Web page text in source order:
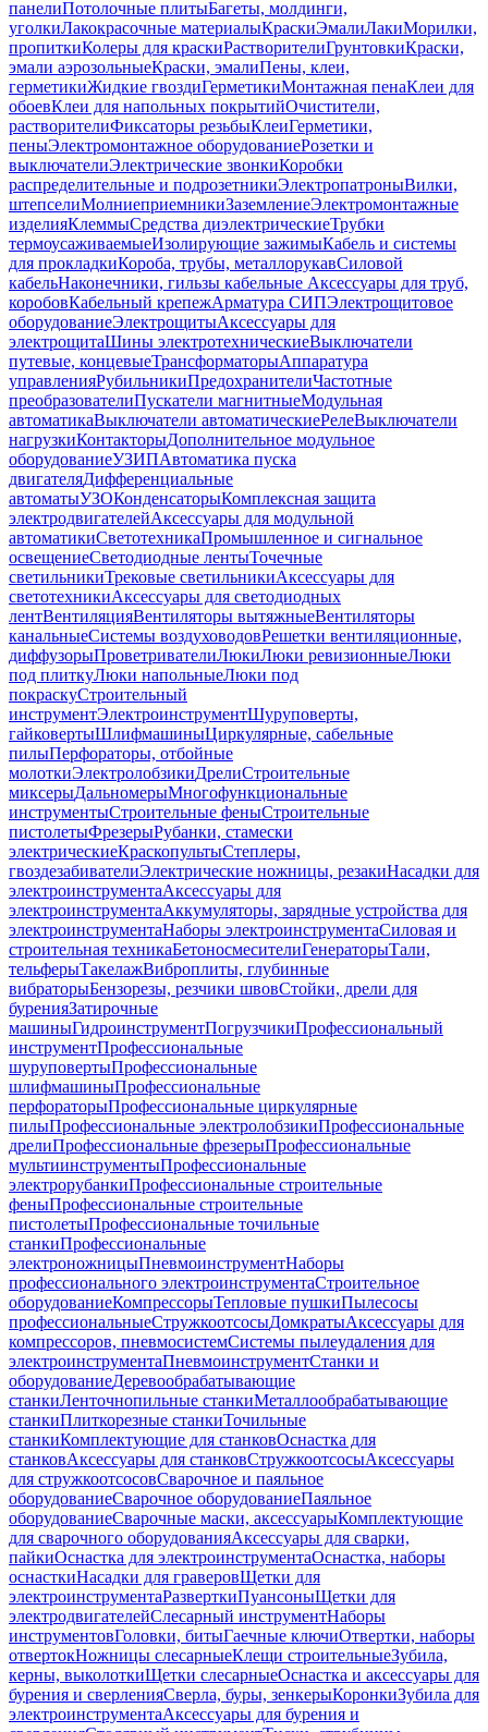
панелиПотолочные плитыБагеты, молдинги,
уголкиЛакокрасочные материалыКраскиЭмалиЛакиМорилки,
пропиткиКолеры для краскиРастворителиГрунтовкиКраски,
эмали аэрозольныеКраски, эмалиПены, клеи,
герметикиЖидкие гвоздиГерметикиМонтажная пенаКлеи для
обоевКлеи для напольных покрытийОчистители,
растворителиФиксаторы резьбыКлеиГерметики,
пеныЭлектромонтажное оборудованиеРозетки и
выключателиЭлектрические звонкиКоробки
распределительные и подрозетникиЭлектропатроныВилки,
штепселиМолниеприемникиЗаземлениеЭлектромонтажные
изделияКлеммыСредства диэлектрическиеТрубки
термоусаживаемыеИзолирующие зажимыКабель и системы
для прокладкиКороба, трубы, металлорукавСиловой
кабельНаконечники, гильзы кабельные Аксессуары для труб,
коробовКабельный крепежАрматура СИПЭлектрощитовое
оборудованиеЭлектрощитыАксессуары для
электрощитаШины электротехническиеВыключатели
путевые, концевыеТрансформаторыАппаратура
управленияРубильникиПредохранителиЧастотные
преобразователиПускатели магнитныеМодульная
автоматикаВыключатели автоматическиеРелеВыключатели
нагрузкиКонтакторыДополнительное модульное
оборудованиеУЗИПАвтоматика пуска
двигателяДифференциальные
автоматыУЗОКонденсаторыКомплексная защита
электродвигателейАксессуары для модульной
автоматикиСветотехникаПромышленное и сигнальное
освещениеСветодиодные лентыТочечные
светильникиТрековые светильникиАксессуары для
светотехникиАксессуары для светодиодных
лентВентиляцияВентиляторы вытяжныеВентиляторы
канальныеСистемы воздуховодовРешетки вентиляционные,
диффузорыПроветривателиЛюкиЛюки ревизионныеЛюки
под плиткуЛюки напольныеЛюки под
покраскуСтроительный
инструментЭлектроинструментШуруповерты,
гайковертыШлифмашиныЦиркулярные, сабельные
пилыПерфораторы, отбойные
молоткиЭлектролобзикиДрелиСтроительные
миксерыДальномерыМногофункциональные
инструментыСтроительные феныСтроительные
пистолетыФрезерыРубанки, стамески
электрическиеКраскопультыСтеплеры,
гвоздезабивателиЭлектрические ножницы, резакиНасадки для
электроинструментаАксессуары для
электроинструментаАккумуляторы, зарядные устройства для
электроинструментаНаборы электроинструментаСиловая и
строительная техникаБетоносмесителиГенераторыТали,
тельферыТакелажВиброплиты, глубинные
вибраторыБензорезы, резчики швовСтойки, дрели для
буренияЗатирочные
машиныГидроинструментПогрузчикиПрофессиональный
инструментПрофессиональные
шуруповертыПрофессиональные
шлифмашиныПрофессиональные
перфораторыПрофессиональные циркулярные
пилыПрофессиональные электролобзикиПрофессиональные
дрелиПрофессиональные фрезерыПрофессиональные
мультиинструментыПрофессиональные
электрорубанкиПрофессиональные строительные
феныПрофессиональные строительные
пистолетыПрофессиональные точильные
станкиПрофессиональные
электроножницыПневмоинструментНаборы
профессионального электроинструментаСтроительное
оборудованиеКомпрессорыТепловые пушкиПылесосы
профессиональныеСтружкоотсосыДомкратыАксессуары для
компрессоров, пневмосистемСистемы пылеудаления для
электроинструментаПневмоинструментСтанки и
оборудованиеДеревообрабатывающие
станкиЛенточнопильные станкиМеталлообрабатывающие
станкиПлиткорезные станкиТочильные
станкиКомплектующие для станковОснастка для
станковАксессуары для станковСтружкоотсосыАксессуары
для стружкоотсосовСварочное и паяльное
оборудованиеСварочное оборудованиеПаяльное
оборудованиеСварочные маски, аксессуарыКомплектующие
для сварочного оборудованияАксессуары для сварки,
пайкиОснастка для электроинструментаОснастка, наборы
оснасткиНасадки для граверовЩетки для
электроинструментаРазверткиПуансоныЩетки для
электродвигателейСлесарный инструментНаборы
инструментовГоловки, битыГаечные ключиОтвертки, наборы
отвертокНожницы слесарныеКлещи строительныеЗубила,
керны, выколоткиЩетки слесарныеОснастка и аксессуары для
бурения и сверленияСверла, буры, зенкерыКоронкиЗубила для
электроинструментаАксессуары для бурения и